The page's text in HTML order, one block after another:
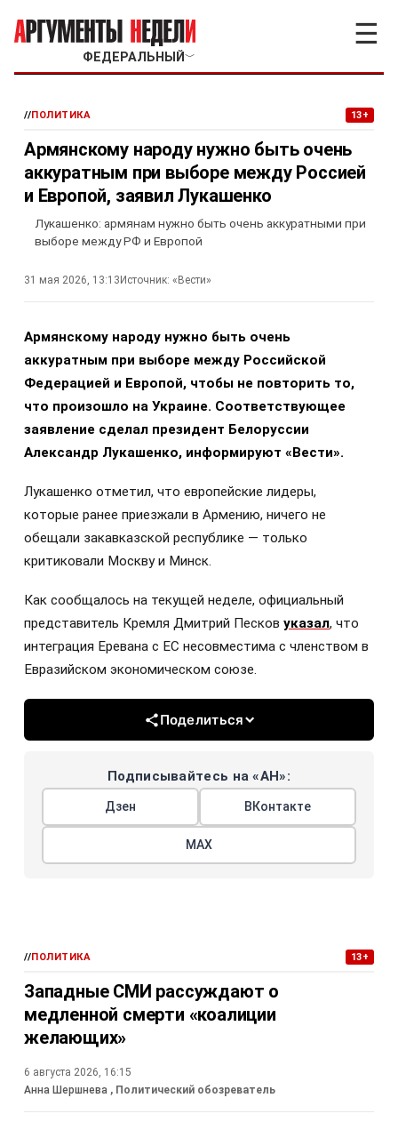
ФЕДЕРАЛЬНЫЙ ﹀
☰
//ПОЛИТИКА 13+
Армянскому народу нужно быть очень
аккуратным при выборе между Россией
и Европой, заявил Лукашенко
Лукашенко: армянам нужно быть очень аккуратными при
выборе между РФ и Европой
31 мая 2026, 13:13 Источник: «Вести»
Армянскому народу нужно быть очень
аккуратным при выборе между Российской
Федерацией и Европой, чтобы не повторить то,
что произошло на Украине. Соответствующее
заявление сделал президент Белоруссии
Александр Лукашенко, информируют «Вести».
Лукашенко отметил, что европейские лидеры,
которые ранее приезжали в Армению, ничего не
обещали закавказской республике — только
критиковали Москву и Минск.
Как сообщалось на текущей неделе, официальный
представитель Кремля Дмитрий Песков указал, что
интеграция Еревана с ЕС несовместима с членством в
Евразийском экономическом союзе.
Поделиться
Подписывайтесь на «АН»:
Дзен ВКонтакте
МАХ
//ПОЛИТИКА 13+
Западные СМИ рассуждают о
медленной смерти «коалиции
желающих»
6 августа 2026, 16:15
Анна Шершнева , Политический обозреватель